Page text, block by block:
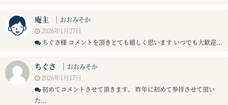
庵主 ｜ おおみそか
2026年1月27日
ちぐさ様 コメントを頂きとても嬉しく思います いつでも大歓迎...
ちぐさ ｜ おおみそか
2026年1月17日
初めてコメントさせて頂きます。 昨年に初めて参拝させて頂い
た...